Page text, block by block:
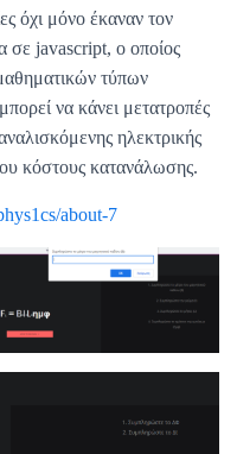
όχι μόνο έκαναν τον
σε javascript, ο οποίος
τύπων
να κάνει μετατροπές
ηλεκτρικής
κόστους κατανάλωσης.
about-7